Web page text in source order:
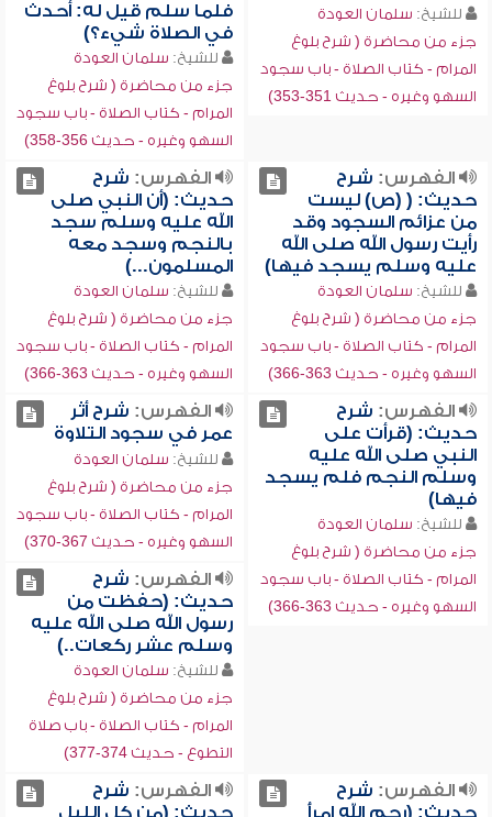
للشيخ: سلمان العودة
جزء من محاضرة ( شرح بلوغ
المرام - كتاب الصلاة - باب سجود
السهو وغيره - حديث 351-353)
فلما سلم قيل له: أحدث
في الصلاة شيء؟)
للشيخ: سلمان العودة
جزء من محاضرة ( شرح بلوغ
المرام - كتاب الصلاة - باب سجود
السهو وغيره - حديث 356-358)
الفهرس: شرح
حديث: ( (ص) ليست
من عزائم السجود وقد
رأيت رسول الله صلى الله
عليه وسلم يسجد فيها)
للشيخ: سلمان العودة
جزء من محاضرة ( شرح بلوغ
المرام - كتاب الصلاة - باب سجود
السهو وغيره - حديث 363-366)
الفهرس: شرح
حديث: (أن النبي صلى
الله عليه وسلم سجد
بالنجم وسجد معه
المسلمون...)
للشيخ: سلمان العودة
جزء من محاضرة ( شرح بلوغ
المرام - كتاب الصلاة - باب سجود
السهو وغيره - حديث 363-366)
الفهرس: شرح
حديث: (قرأت على
النبي صلى الله عليه
وسلم النجم فلم يسجد
فيها)
للشيخ: سلمان العودة
جزء من محاضرة ( شرح بلوغ
المرام - كتاب الصلاة - باب سجود
السهو وغيره - حديث 363-366)
الفهرس: شرح أثر
عمر في سجود التلاوة
للشيخ: سلمان العودة
جزء من محاضرة ( شرح بلوغ
المرام - كتاب الصلاة - باب سجود
السهو وغيره - حديث 367-370)
الفهرس: شرح
حديث: (حفظت من
رسول الله صلى الله عليه
وسلم عشر ركعات..)
للشيخ: سلمان العودة
جزء من محاضرة ( شرح بلوغ
المرام - كتاب الصلاة - باب صلاة
التطوع - حديث 374-377)
الفهرس: شرح
حديث: (رحم الله امرأً
الفهرس: شرح
حديث: (من كل الليل